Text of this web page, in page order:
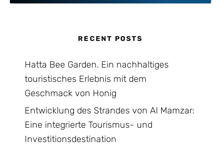
RECENT POSTS
Hatta Bee Garden. Ein nachhaltiges
touristisches Erlebnis mit dem
Geschmack von Honig
Entwicklung des Strandes von Al Mamzar:
Eine integrierte Tourismus- und
Investitionsdestination